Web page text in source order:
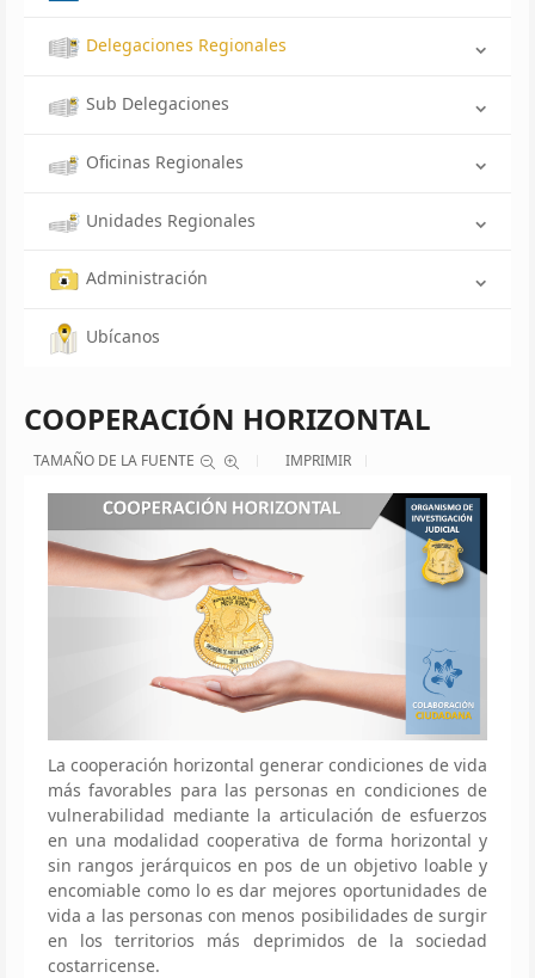
Delegaciones Regionales
Sub Delegaciones
Oficinas Regionales
Unidades Regionales
Administración
Ubícanos
COOPERACIÓN HORIZONTAL
TAMAÑO DE LA FUENTE IMPRIMIR
La cooperación horizontal generar condiciones de vida
más favorables para las personas en condiciones de
vulnerabilidad mediante la articulación de esfuerzos
en una modalidad cooperativa de forma horizontal y
sin rangos jerárquicos en pos de un objetivo loable y
encomiable como lo es dar mejores oportunidades de
vida a las personas con menos posibilidades de surgir
en los territorios más deprimidos de la sociedad
costarricense.